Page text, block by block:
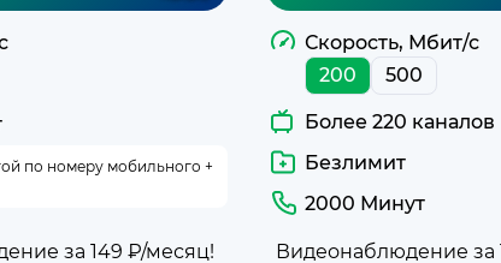
по номеру мобильного +
за 149 ₽/месяц!
Скорость, Мбит/с
200
500
Более 220 каналов
Безлимит
2000 Минут
Видеонаблюдение за